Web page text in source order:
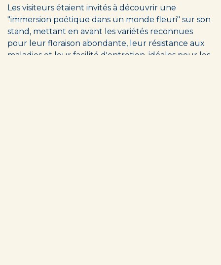
Les visiteurs étaient invités à découvrir une
"immersion poétique dans un monde fleuri" sur son
stand, mettant en avant les variétés reconnues
pour leur floraison abondante, leur résistance aux
maladies et leur facilité d'entretien, idéales pour les